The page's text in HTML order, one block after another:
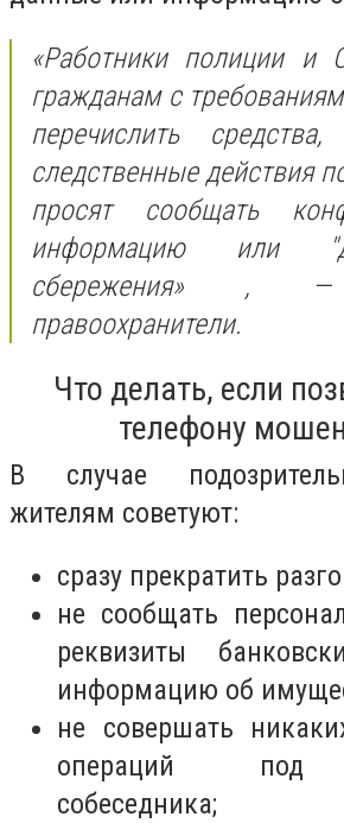
«Работники полиции и
гражданам с
перечислить
следственные действия
просят сообщать
информацию или
сбережения», —
правоохранители.
Что делать, если
телефону
В случае
жителям советуют:
сразу прекратить
не сообщать
реквизиты
информацию об
не совершать
операций под
собеседника;